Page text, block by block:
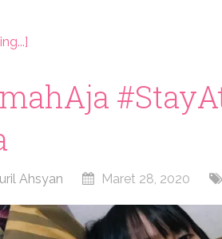
Ahsyan Maret 28, 2020